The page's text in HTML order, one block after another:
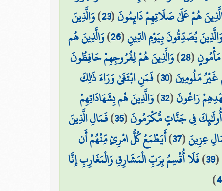
الَّذِينَ هُمْ عَلَىٰ صَلَاتِهِمْ دَائِمُونَ(
23
)وَالَّذِينَ
وَالَّذِينَ يُصَدِّقُونَ بِيَوْمِ الدِّينِ(
26
)وَالَّذِينَ هُم
(
28
)وَالَّذِينَ هُمْ لِفُرُوجِهِمْ حَافِظُونَ
غَيْرُ مَلُومِينَ(
30
)فَمَنِ ابْتَغَىٰ وَرَاءَ ذَٰلِكَ
رَاعُونَ(
32
)وَالَّذِينَ هُم بِشَهَادَاتِهِمْ
أُولَٰئِكَ فِي جَنَّاتٍ مُّكْرَمُونَ(
35
)فَمَالِ الَّذِينَ
عِزِينَ(
37
)أَيَطْمَعُ كُلُّ امْرِئٍ مِّنْهُمْ أَن
(
39
)فَلَا أُقْسِمُ بِرَبِّ الْمَشَارِقِ وَالْمَغَارِبِ إِنَّا
)